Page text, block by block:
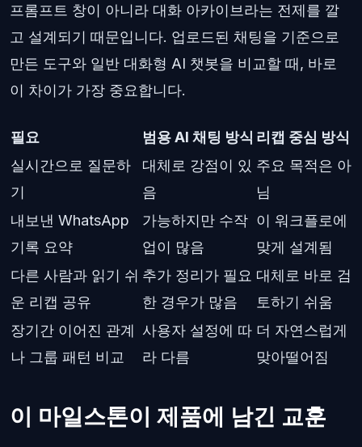
프롬프트 창이 아니라 대화 아카이브라는 전제를 깔
고 설계되기 때문입니다. 업로드된 채팅을 기준으로
만든 도구와 일반 대화형 AI 챗봇을 비교할 때, 바로
이 차이가 가장 중요합니다.
필요 범용 AI 채팅 방식 리캡 중심 방식
실시간으로 질문하
기
대체로 강점이 있
음
주요 목적은 아
님
내보낸 WhatsApp
기록 요약
가능하지만 수작
업이 많음
이 워크플로에
맞게 설계됨
다른 사람과 읽기 쉬
운 리캡 공유
추가 정리가 필요
한 경우가 많음
대체로 바로 검
토하기 쉬움
장기간 이어진 관계
나 그룹 패턴 비교
사용자 설정에 따
라 다름
더 자연스럽게
맞아떨어짐
이 마일스톤이 제품에 남긴 교훈